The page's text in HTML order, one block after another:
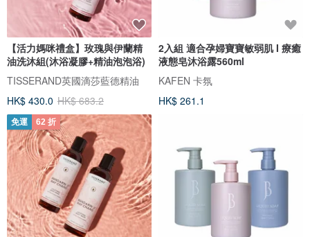
【活力媽咪禮盒】玫瑰與伊蘭精
油洗沐組(沐浴凝膠+精油泡泡浴)
TISSERAND英國滴莎藍德精油
HK$ 430.0 HK$ 683.2
2入組 適合孕婦寶寶敏弱肌 I 療癒
液態皂沐浴露560ml
KAFEN 卡氛
HK$ 261.1
免運 62 折